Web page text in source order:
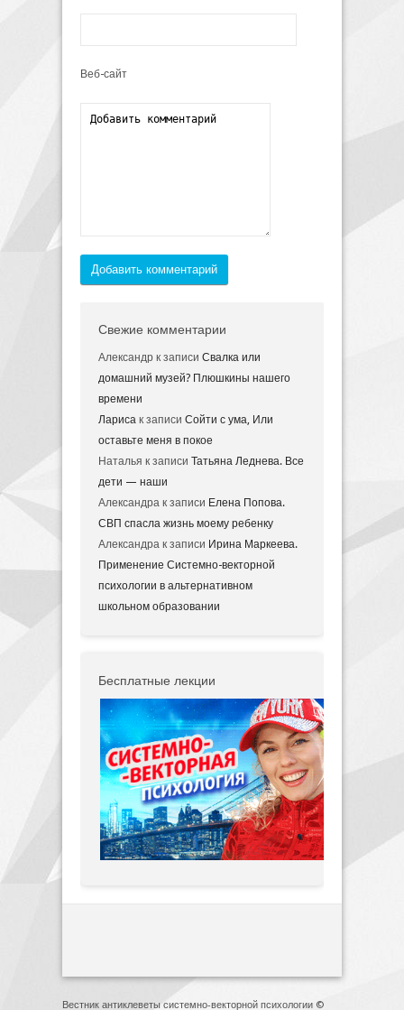
Веб-сайт
Добавить комментарий
Свежие комментарии
Александр к записи Свалка или
домашний музей? Плюшкины нашего
времени
Лариса к записи Сойти с ума, Или
оставьте меня в покое
Наталья к записи Татьяна Леднева. Все
дети — наши
Александра к записи Елена Попова.
СВП спасла жизнь моему ребенку
Александра к записи Ирина Маркеева.
Применение Системно-векторной
психологии в альтернативном
школьном образовании
Бесплатные лекции
Вестник антиклеветы системно-векторной психологии ©